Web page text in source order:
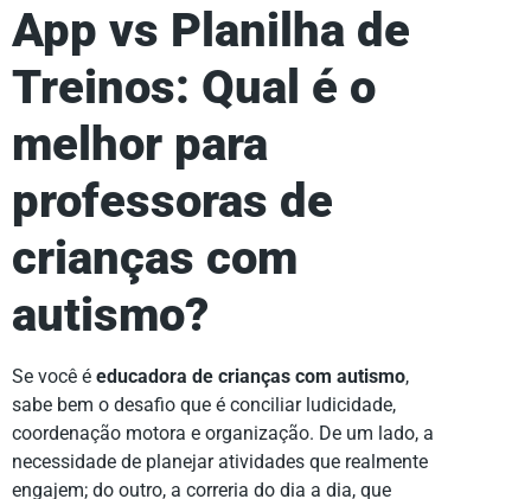
App vs Planilha de
Treinos: Qual é o
melhor para
professoras de
crianças com
autismo?
Se você é educadora de crianças com autismo,
sabe bem o desafio que é conciliar ludicidade,
coordenação motora e organização. De um lado, a
necessidade de planejar atividades que realmente
engajem; do outro, a correria do dia a dia, que